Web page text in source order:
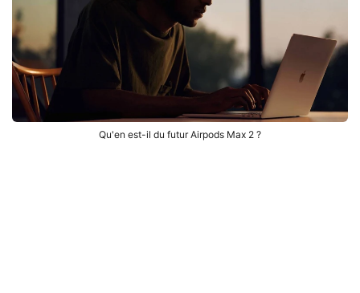
Qu'en est-il du futur Airpods Max 2 ?